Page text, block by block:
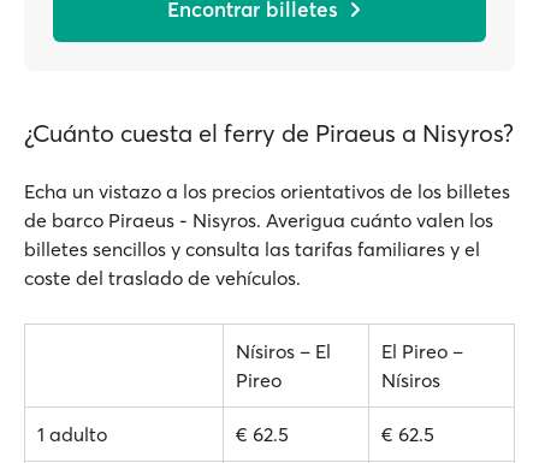
Encontrar billetes
¿Cuánto cuesta el ferry de Piraeus a Nisyros?
Echa un vistazo a los precios orientativos de los billetes
de barco Piraeus - Nisyros. Averigua cuánto valen los
billetes sencillos y consulta las tarifas familiares y el
coste del traslado de vehículos.
Nísiros – El
Pireo
El Pireo –
Nísiros
1 adulto € 62.5 € 62.5